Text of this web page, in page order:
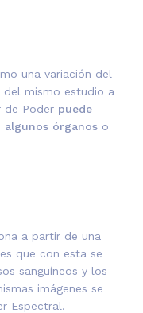
una variación del
del mismo estudio a
de Poder puede
órganos o
a partir de una
que con esta se
sanguíneos y los
imágenes se
Espectral.